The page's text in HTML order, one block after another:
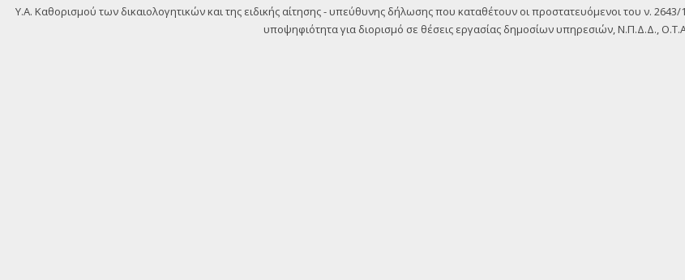
Y.A. Καθορισμού των δικαιολογητικών και της ειδικής αίτησης - υπεύθυνης δήλωσης που καταθέτουν οι προστατευόμενοι του ν.
υποψηφιότητα για διορισμό σε θέσεις εργασίας δημοσίων υπηρεσιών, Ν.Π.Δ.Δ.,